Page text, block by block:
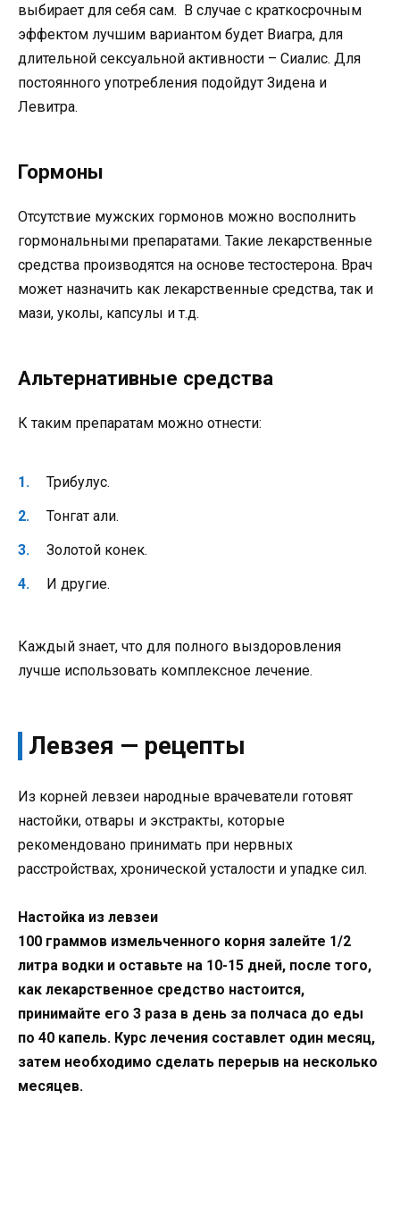
выбирает для себя сам. В случае с краткосрочным
эффектом лучшим вариантом будет Виагра, для
длительной сексуальной активности – Сиалис. Для
постоянного употребления подойдут Зидена и
Левитра.
Гормоны
Отсутствие мужских гормонов можно восполнить
гормональными препаратами. Такие лекарственные
средства производятся на основе тестостерона. Врач
может назначить как лекарственные средства, так и
мази, уколы, капсулы и т.д.
Альтернативные средства
К таким препаратам можно отнести:
Трибулус.
Тонгат али.
Золотой конек.
И другие.
Каждый знает, что для полного выздоровления
лучше использовать комплексное лечение.
Левзея — рецепты
Из корней левзеи народные врачеватели готовят
настойки, отвары и экстракты, которые
рекомендовано принимать при нервных
расстройствах, хронической усталости и упадке сил.
Настойка из левзеи
100 граммов измельченного корня залейте 1/2
литра водки и оставьте на 10-15 дней, после того,
как лекарственное средство настоится,
принимайте его 3 раза в день за полчаса до еды
по 40 капель. Курс лечения составлет один месяц,
затем необходимо сделать перерыв на несколько
месяцев.